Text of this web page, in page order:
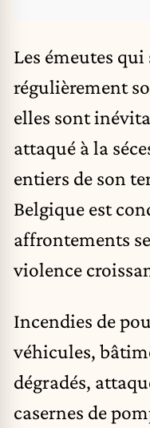
Les émeutes
régulièrement
elles sont
attaqué à la
entiers de son
Belgique est
affrontements
violence
Incendies de
véhicules,
dégradés,
casernes de